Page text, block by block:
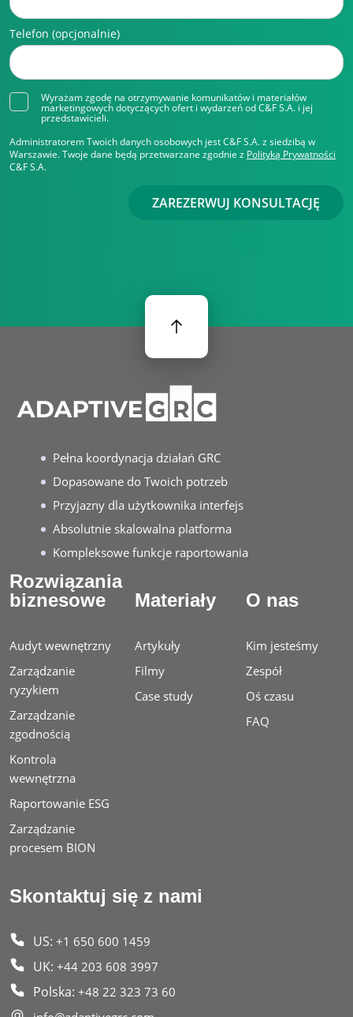
Telefon (opcjonalnie)
Wyrażam zgodę na otrzymywanie komunikatów i materiałów
marketingowych dotyczących ofert i wydarzeń od C&F S.A. i jej
przedstawicieli.
Administratorem Twoich danych osobowych jest C&F S.A. z siedzibą w
Warszawie. Twoje dane będą przetwarzane zgodnie z Polityką Prywatności
C&F S.A.
ZAREZERWUJ KONSULTACJĘ
Pełna koordynacja działań GRC
Dopasowane do Twoich potrzeb
Przyjazny dla użytkownika interfejs
Absolutnie skalowalna platforma
Kompleksowe funkcje raportowania
Rozwiązania
biznesowe
Audyt wewnętrzny
Zarządzanie
ryzykiem
Zarządzanie
zgodnością
Kontrola
wewnętrzna
Raportowanie ESG
Zarządzanie
procesem BION
Materiały
Artykuły
Filmy
Case study
O nas
Kim jesteśmy
Zespół
Oś czasu
FAQ
Skontaktuj się z nami
US: +1 650 600 1459
UK: +44 203 608 3997
Polska: +48 22 323 73 60